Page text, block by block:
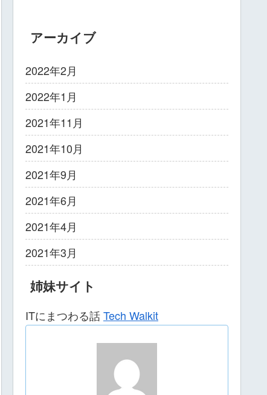
アーカイブ
2022年2月
2022年1月
2021年11月
2021年10月
2021年9月
2021年6月
2021年4月
2021年3月
姉妹サイト
ITにまつわる話Tech Walkit